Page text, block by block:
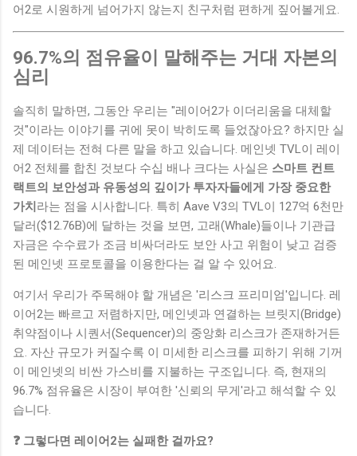
어2로 시원하게 넘어가지 않는지 친구처럼 편하게 짚어볼게요.
96.7%의 점유율이 말해주는 거대 자본의
심리
솔직히 말하면, 그동안 우리는 "레이어2가 이더리움을 대체할
것"이라는 이야기를 귀에 못이 박히도록 들었잖아요? 하지만 실
제 데이터는 전혀 다른 말을 하고 있습니다. 메인넷 TVL이 레이
어2 전체를 합친 것보다 수십 배나 크다는 사실은 스마트 컨트
랙트의 보안성과 유동성의 깊이가 투자자들에게 가장 중요한
가치 라는 점을 시사합니다. 특히 Aave V3의 TVL이 127억 6천만
달러($12.76B)에 달하는 것을 보면, 고래(Whale)들이나 기관급
자금은 수수료가 조금 비싸더라도 보안 사고 위험이 낮고 검증
된 메인넷 프로토콜을 이용한다는 걸 알 수 있어요.
여기서 우리가 주목해야 할 개념은 '리스크 프리미엄'입니다. 레
이어2는 빠르고 저렴하지만, 메인넷과 연결하는 브릿지(Bridge)
취약점이나 시퀀서(Sequencer)의 중앙화 리스크가 존재하거든
요. 자산 규모가 커질수록 이 미세한 리스크를 피하기 위해 기꺼
이 메인넷의 비싼 가스비를 지불하는 구조입니다. 즉, 현재의
96.7% 점유율은 시장이 부여한 '신뢰의 무게'라고 해석할 수 있
습니다.
❓ 그렇다면 레이어2는 실패한 걸까요?